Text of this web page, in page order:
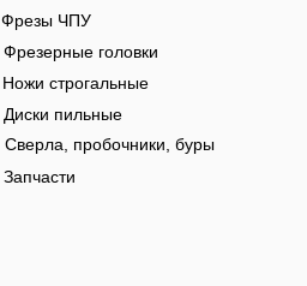
Фрезы ЧПУ
Фрезерные головки
Ножи строгальные
Диски пильные
Сверла, пробочники, буры
Запчасти